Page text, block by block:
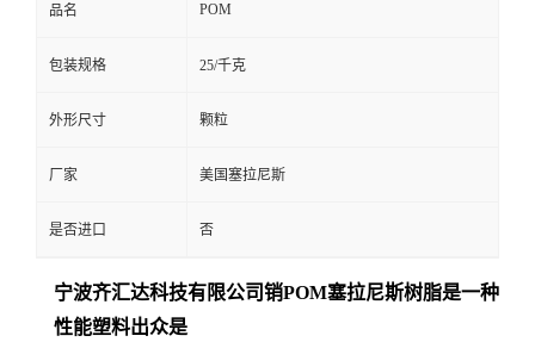
品名 POM
包装规格 25/千克
外形尺寸 颗粒
厂家 美国塞拉尼斯
是否进口 否
宁波齐汇达科技有限公司销POM塞拉尼斯树脂是一种
性能塑料出众是